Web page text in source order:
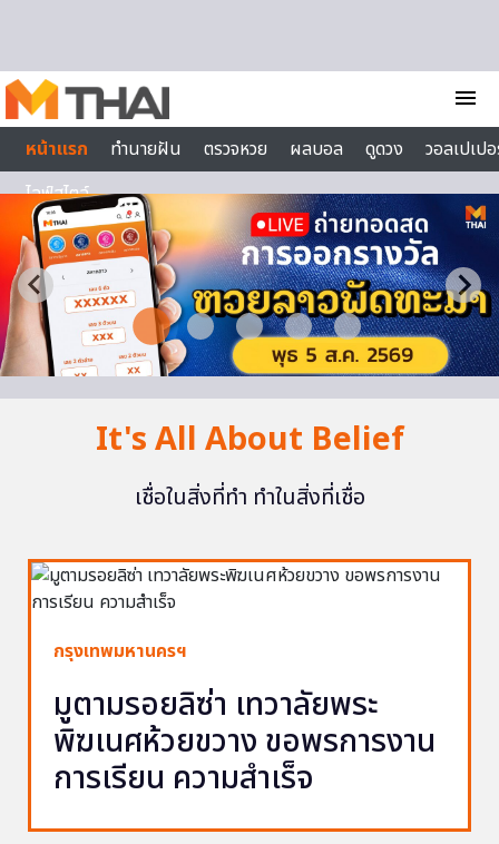
menu
หน้าแรก
ทำนายฝัน ตรวจหวย ผลบอล ดูดวง
วอลเปเป
ไลฟ์สไตล์
It's All About Belief
เชื่อในสิ่งที่ทำ ทำในสิ่งที่เชื่อ
กรุงเทพมหานครฯ
มูตามรอยลิซ่า เทวาลัยพระ
พิฆเนศห้วยขวาง ขอพรการงาน
การเรียน ความสำเร็จ